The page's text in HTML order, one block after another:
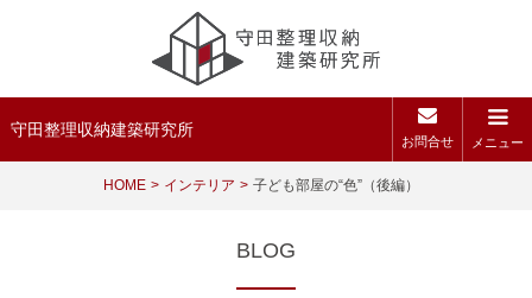
守田整理収納建築研究所
お問合せ メニュー
HOME インテリア 子ども部屋の“色”（後編）
BLOG